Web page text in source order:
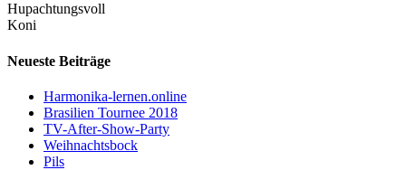
Hupachtungsvoll
Koni
Neueste Beiträge
Harmonika-lernen.online
Brasilien Tournee 2018
TV-After-Show-Party
Weihnachtsbock
Pils